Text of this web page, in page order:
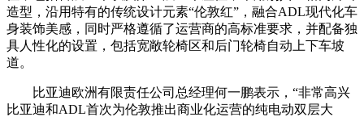
造型，沿用特有的传统设计元素“伦敦红”，融合ADL现代化车
身装饰美感，同时严格遵循了运营商的高标准要求，并配备独
具人性化的设置，包括宽敞轮椅区和后门轮椅自动上下车坡
道。
比亚迪欧洲有限责任公司总经理何一鹏表示，“非常高兴
比亚迪和ADL首次为伦敦推出商业化运营的纯电动双层大